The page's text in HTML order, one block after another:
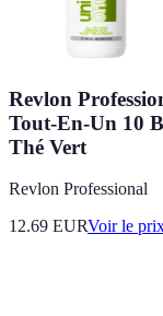
Revlon
Tout-En-Un 10
Thé Vert
Revlon Professional
12.69 EURVoir le